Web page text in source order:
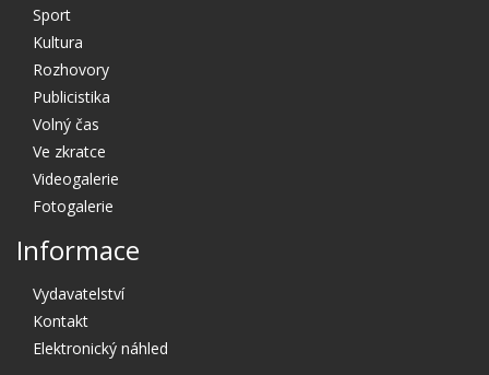
Sport
Kultura
Rozhovory
Publicistika
Volný čas
Ve zkratce
Videogalerie
Fotogalerie
Informace
Vydavatelství
Kontakt
Elektronický náhled